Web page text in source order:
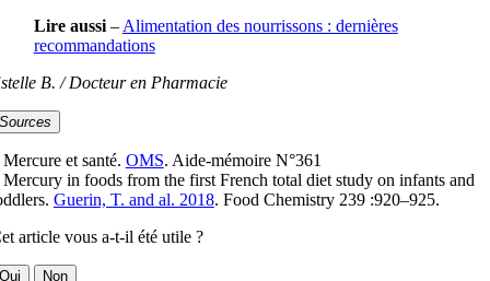
Lire aussi–Alimentation des nourrissons : dernières
recommandations
B. / Docteur en Pharmacie
et santé. OMS. Aide-mémoire N°361
Mercury in foods from the first French total diet study on infants and
Guerin, T. and al. 2018. Food Chemistry 239 :920–925.
article vous a-t-il été utile ?
Non